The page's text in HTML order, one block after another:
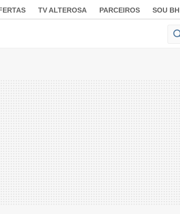
TV ALTEROSA PARCEIROS SOU BH